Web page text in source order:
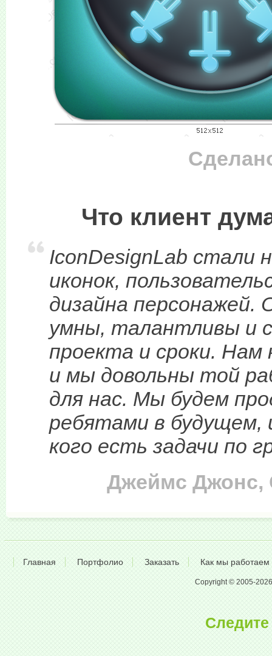
Что клиент
IconDesignLab стали
иконок,
дизайна персонажей.
умны, талантливы и
проекта и сроки.
и мы довольны той
для нас. Мы будем
ребятами в будущем,
кого есть задачи по
Джеймс Джонс,
Главная Портфолио Заказать Как мы работаем
Copyright © 2005-